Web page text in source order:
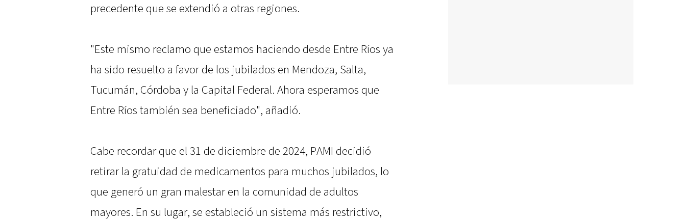
precedente que se extendió a otras regiones.
"Este mismo reclamo que estamos haciendo desde Entre Ríos ya
ha sido resuelto a favor de los jubilados en Mendoza, Salta,
Tucumán, Córdoba y la Capital Federal. Ahora esperamos que
Entre Ríos también sea beneficiado", añadió.
Cabe recordar que el 31 de diciembre de 2024, PAMI decidió
retirar la gratuidad de medicamentos para muchos jubilados, lo
que generó un gran malestar en la comunidad de adultos
mayores. En su lugar, se estableció un sistema más restrictivo,